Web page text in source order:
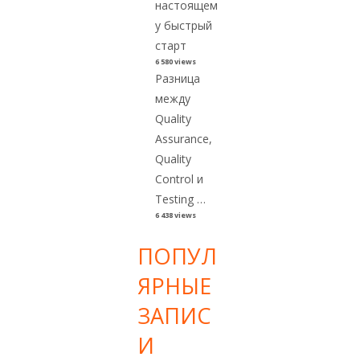
настоящем
у быстрый
старт
6 580 views
Разница
между
Quality
Assurance,
Quality
Control и
Testing …
6 438 views
ПОПУЛ
ЯРНЫЕ
ЗАПИС
И